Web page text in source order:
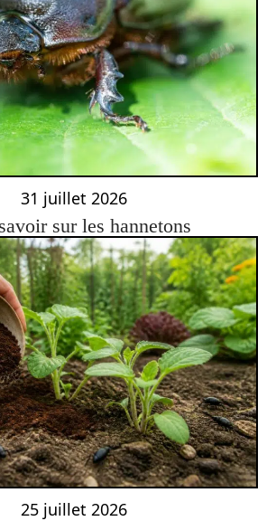
31 juillet 2026
sur les hannetons
25 juillet 2026